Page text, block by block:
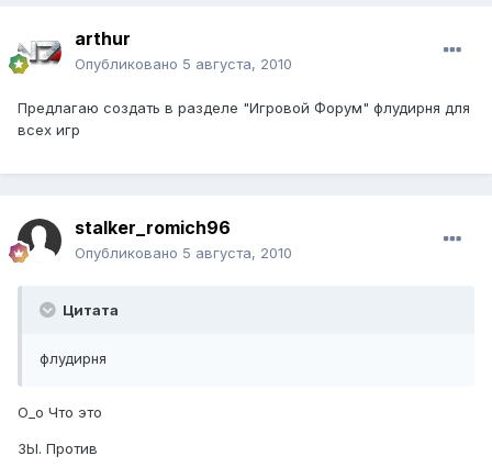
arthur
Опубликовано 5 августа, 2010
Предлагаю создать в разделе "Игровой Форум" флудирня для
всех игр
stalker_romich96
Опубликовано 5 августа, 2010
Цитата
флудирня
О_о Что это
ЗЫ. Против